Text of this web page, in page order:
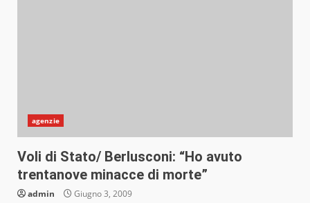
agenzie
Voli di Stato/ Berlusconi: “Ho avuto
trentanove minacce di morte”
admin Giugno 3, 2009